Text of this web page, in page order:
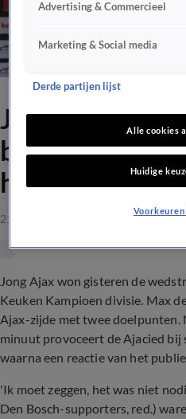
Jong-Ajax
bierdouche:
het niet
21 aug 2021, 14:15
Jong Ajax won gisteren de
Keuken Kampioen divisie. Max
Ajax-zijde met twee doelpunten.
minuut provoceert de Ajacied bij
waarna een reactie van het
'Ik moet zeggen, het was niet
Den Bosch-supporters, red.)
Advertising & Commercieel
Marketing & Social media
Derde partijen lijst
Alle cookies
Huidige